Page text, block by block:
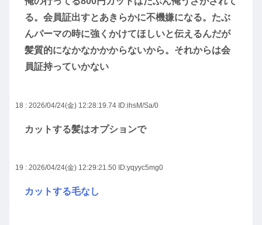
る。会員証出すとあきらかに不機嫌になる。たぶ
んパーマの時に強くかけてほしいと伝えるんだが
髪質的になかなかかからないから。それからは会
員証持っていかない
18 : 2026/04/24(金) 12:28:19.74 ID:ihsM/Sa/0
カットする髪はオプションで
19 : 2026/04/24(金) 12:29:21.50 ID:yqyyc5mg0
カットする毛なし